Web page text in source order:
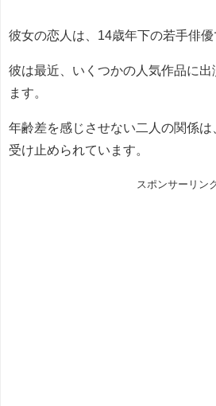
彼女の恋人は、14歳年下の若手俳優
彼は最近、いくつかの人気作品に
ます。
年齢差を感じさせない二人の関係は
受け止められています。
スポンサーリン